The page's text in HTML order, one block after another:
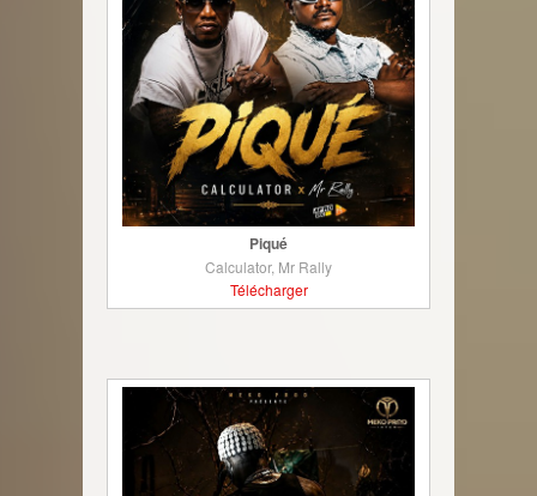
Piqué
Calculator, Mr Rally
Télécharger